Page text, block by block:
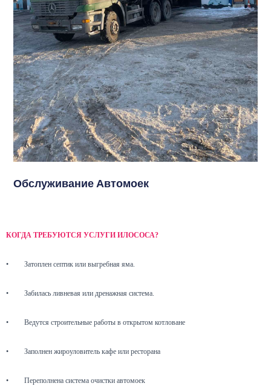
Обслуживание Автомоек
КОГДА ТРЕБУЮТСЯ УСЛУГИ ИЛОСОСА?
• Затоплен септик или выгребная яма.
• Забилась ливневая или дренажная система.
• Ведутся строительные работы в открытом котловане
• Заполнен жироуловитель кафе или ресторана
• Переполнена система очистки автомоек